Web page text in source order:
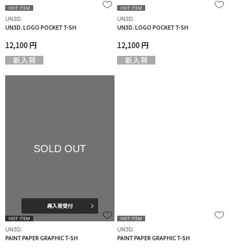
UN3D.
UN3D. LOGO POCKET T-SH
12,100 円
UN3D.
UN3D. LOGO POCKET T-SH
12,100 円
SOLD OUT
再入荷受付
UN3D.
PAINT PAPER GRAPHIC T-SH
UN3D.
PAINT PAPER GRAPHIC T-SH